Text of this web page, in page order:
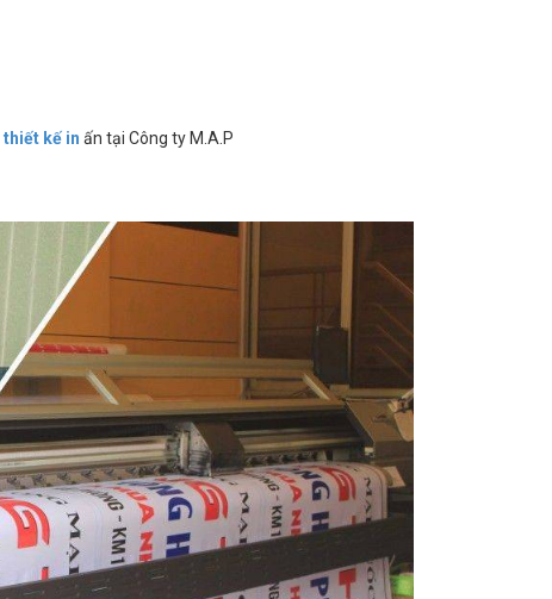
thiết kế in ấn tại Công ty M.A.P